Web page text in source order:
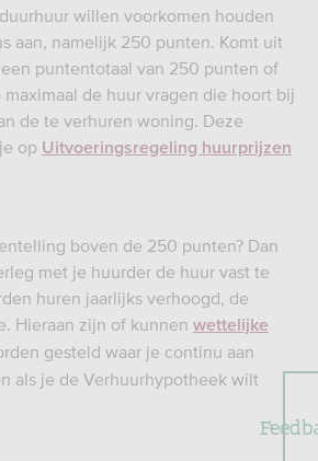
willen voorkomen houden
aan, namelijk 250 punten. Komt uit
puntentotaal van 250 punten of
maximaal de huur vragen die hoort bij
de te verhuren woning. Deze
op Uitvoeringsregeling huurprijzen
boven de 250 punten? Dan
met je huurder de huur vast te
huren jaarlijks verhoogd, de
Hieraan zijn of kunnen wettelijke
gesteld waar je continu aan
als je de Verhuurhypotheek wilt